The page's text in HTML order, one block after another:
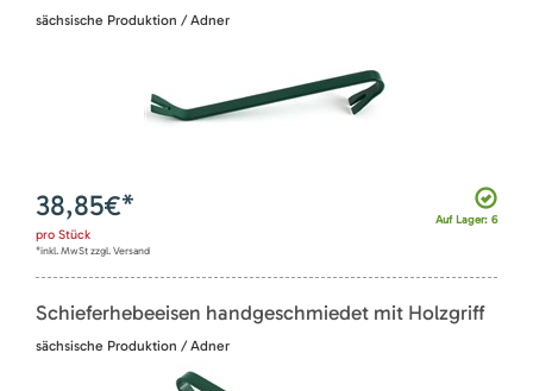
sächsische Produktion / Adner
Auf Lager: 6
38,85€*
pro Stück
*inkl. MwSt zzgl. Versand
Schieferhebeeisen handgeschmiedet mit Holzgriff
sächsische Produktion / Adner